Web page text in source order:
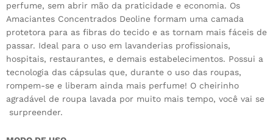
perfume, sem abrir mão da praticidade e economia. Os
Amaciantes Concentrados Deoline formam uma camada
protetora para as fibras do tecido e as tornam mais fáceis de
passar. Ideal para o uso em lavanderias profissionais,
hospitais, restaurantes, e demais estabelecimentos. Possui a
tecnologia das cápsulas que, durante o uso das roupas,
rompem-se e liberam ainda mais perfume! O cheirinho
agradável de roupa lavada por muito mais tempo, você vai se
surpreender.